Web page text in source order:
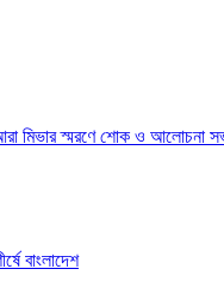
মিভার স্মরণে শোক ও আলোচনা
বাংলাদেশ